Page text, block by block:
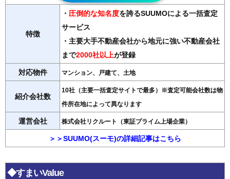
特徴
・ 圧倒的な知名度を誇るSUUMOによる一括査定
サービス
・主要大手不動産会社から地元に強い不動産会社
まで2000社以上が登録
対応物件 マンション、戸建て、土地
紹介会社数
10社（主要一括査定サイトで最多）※査定可能会社数は物
件所在地によって異なります
運営会社 株式会社リクルート（東証プライム上場企業）
＞＞SUUMO(スーモ)の詳細記事はこちら
◆すまいValue